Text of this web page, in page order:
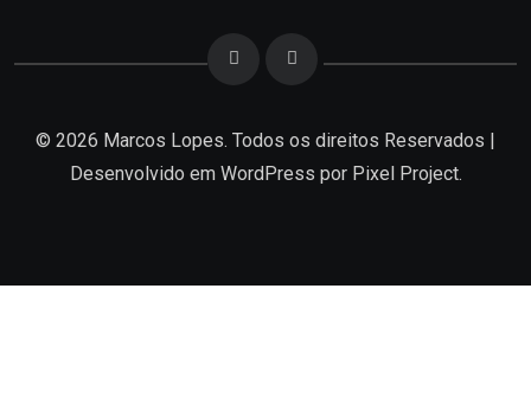
© 2026 Marcos Lopes. Todos os direitos Reservados |
Desenvolvido em WordPress por Pixel Project.